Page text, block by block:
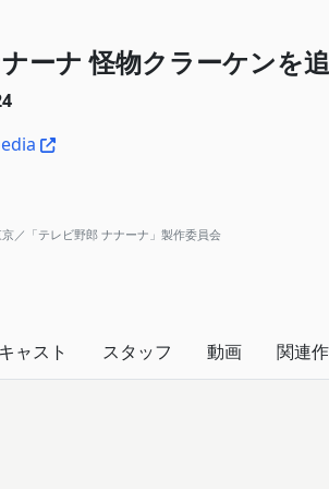
ーナ 怪物クラーケンを追
／「テレビ野郎 ナナーナ」製作委員会
キャスト スタッフ 動画 関連